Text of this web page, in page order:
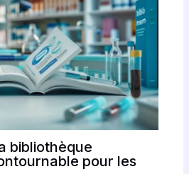
bibliothèque
pour les